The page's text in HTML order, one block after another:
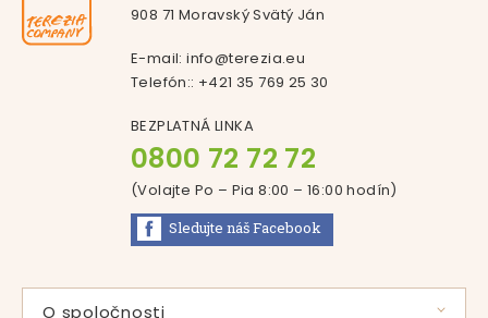
908 71 Moravský Svätý Ján
E-mail:info@terezia.eu
Telefón:: +421 35 769 25 30
BEZPLATNÁ LINKA
0800 72 72 72
(Volajte Po – Pia 8:00 – 16:00 hodín)
Sledujte nášFacebook
O spoločnosti